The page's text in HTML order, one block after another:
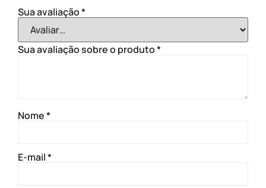
Sua avaliação*
Sua avaliação sobre o produto*
Nome*
E-mail*